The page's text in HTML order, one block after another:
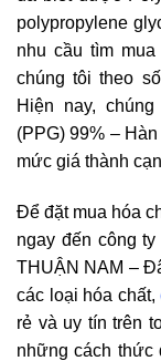
polypropylene
nhu cầu tìm
chúng tôi theo
Hiện nay,
(PPG) 99% –
mức giá thành
Để đặt mua hóa
ngay đến công
THUẬN NAM –
các loại hóa chất,
rẻ và uy tín trên
những cách